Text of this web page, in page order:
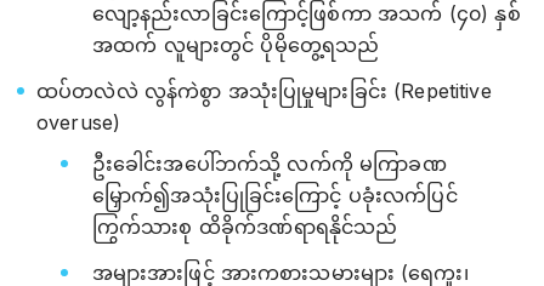
လျော့နည်းလာခြင်းကြောင့်ဖြစ်ကာ အသက် (၄၀) နှစ်
အထက် လူများတွင် ပိုမိုတွေ့ရသည်
ထပ်တလဲလဲ လွန်ကဲစွာ အသုံးပြုမှုများခြင်း (Repetitive
overuse)
ဦးခေါင်းအပေါ်ဘက်သို့ လက်ကို မကြာခဏ
မြှောက်၍အသုံးပြုခြင်းကြောင့် ပခုံးလက်ပြင်
ကြွက်သားစု ထိခိုက်ဒဏ်ရာရနိုင်သည်
အများအားဖြင့် အားကစားသမားများ (ရေကူး၊